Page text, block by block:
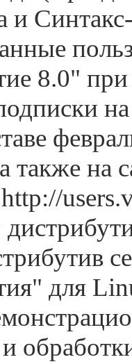
и
8.0"
на
http://
для